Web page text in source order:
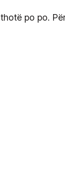
po po.